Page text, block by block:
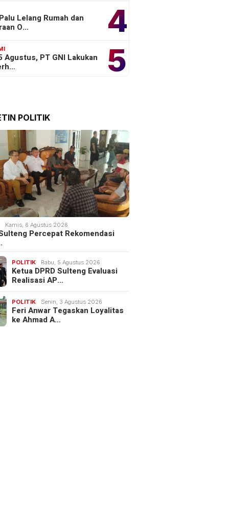
4
Lelang Rumah dan
O…
5
Agustus, PT GNI Lakukan
POLITIK
Kamis, 6 Agustus 2026
Percepat Rekomendasi
POLITIK Rabu, 5 Agustus 2026
Ketua DPRD Sulteng Evaluasi
Realisasi AP…
POLITIK Senin, 3 Agustus 2026
Feri Anwar Tegaskan Loyalitas
ke Ahmad A…